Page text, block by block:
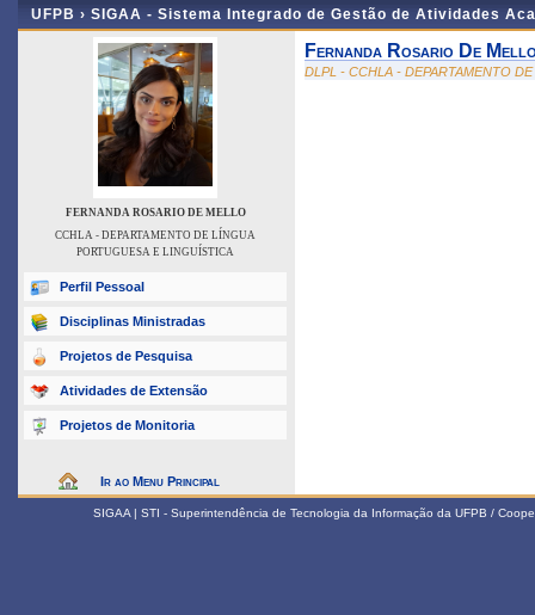
UFPB › SIGAA - Sistema Integrado de Gestão de Atividades
FERNANDA ROSARIO DE MELLO
CCHLA - DEPARTAMENTO DE LÍNGUA
PORTUGUESA E LINGUÍSTICA
Perfil Pessoal
Disciplinas Ministradas
Projetos de Pesquisa
Atividades de Extensão
Projetos de Monitoria
Ir ao Menu Principal
Fernanda Rosario De
DLPL - CCHLA - DEPARTAMENTO
SIGAA | STI - Superintendência de Tecnologia da Informação da UFPB /